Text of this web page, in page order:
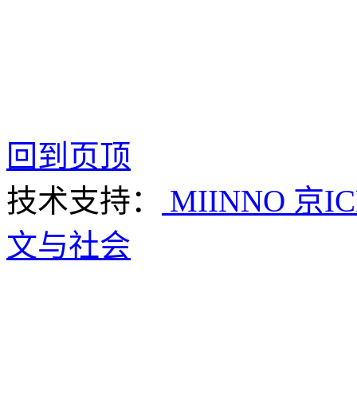
回到页顶
技术支持：
MIINNO 京
文与社会